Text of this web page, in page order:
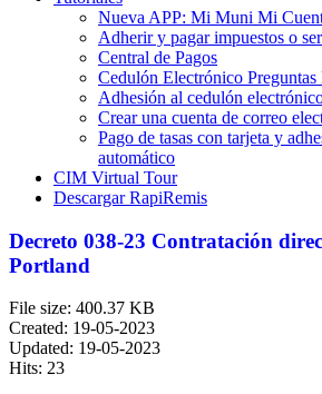
Nueva APP: Mi Muni Mi
Adherir y pagar impuestos o
Central de Pagos
Cedulón Electrónico Preguntas
Adhesión al cedulón
Crear una cuenta de correo
Pago de tasas con tarjeta y
automático
CIM Virtual Tour
Descargar RapiRemis
Decreto 038-23 Contratación
Portland
File size: 400.37 KB
Created: 19-05-2023
Updated: 19-05-2023
Hits: 23